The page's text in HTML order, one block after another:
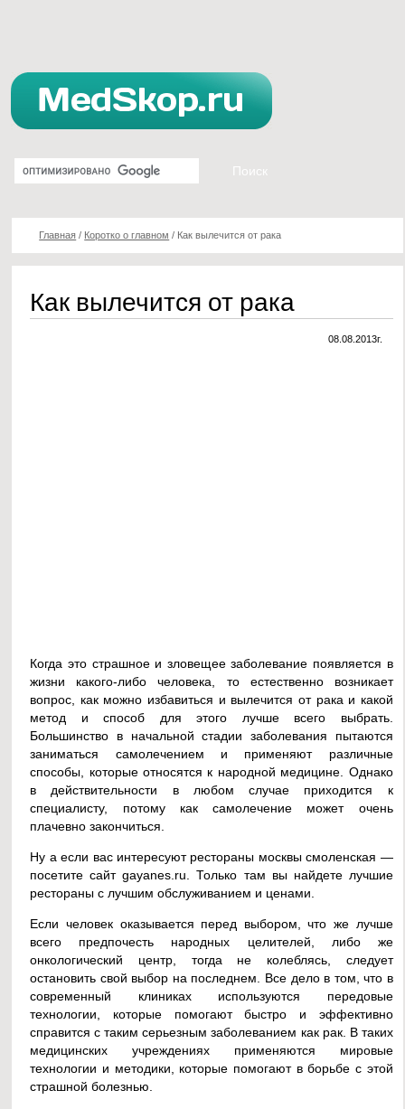
Главная / Коротко о главном / Как вылечится от рака
Как вылечится от рака
08.08.2013г.
Когда это страшное и зловещее заболевание появляется в
жизни какого-либо человека, то естественно возникает
вопрос, как можно избавиться и вылечится от рака и какой
метод и способ для этого лучше всего выбрать.
Большинство в начальной стадии заболевания пытаются
заниматься самолечением и применяют различные
способы, которые относятся к народной медицине. Однако
в действительности в любом случае приходится к
специалисту, потому как самолечение может очень
плачевно закончиться.
Ну а если вас интересуют рестораны москвы смоленская —
посетите сайт gayanes.ru. Только там вы найдете лучшие
рестораны с лучшим обслуживанием и ценами.
Если человек оказывается перед выбором, что же лучше
всего предпочесть народных целителей, либо же
онкологический центр, тогда не колеблясь, следует
остановить свой выбор на последнем. Все дело в том, что в
современный клиниках используются передовые
технологии, которые помогают быстро и эффективно
справится с таким серьезным заболеванием как рак. В таких
медицинских учреждениях применяются мировые
технологии и методики, которые помогают в борьбе с этой
страшной болезнью.